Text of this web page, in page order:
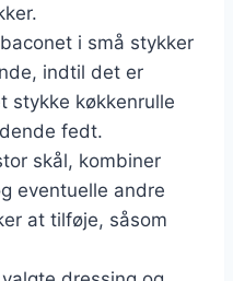
i små stykker
indtil det er
stykke køkkenrulle
fedt.
skål, kombiner
eventuelle andre
at tilføje, såsom